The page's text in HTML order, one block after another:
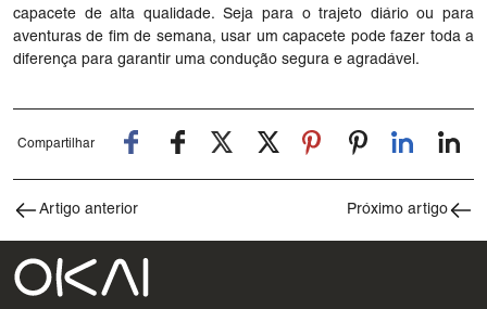
capacete de alta qualidade. Seja para o trajeto diário ou para
aventuras de fim de semana, usar um capacete pode fazer toda a
diferença para garantir uma condução segura e agradável.
Compartilhar
Artigo anterior Próximo artigo